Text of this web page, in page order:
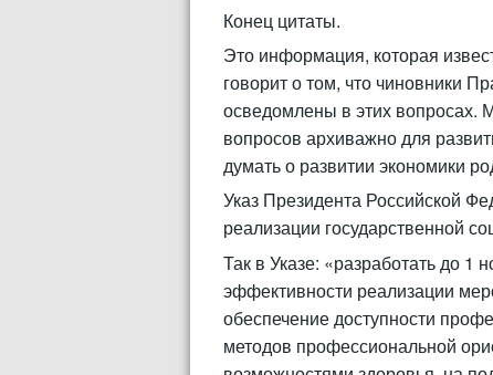
Конец цитаты.
Это информация, которая
говорит о том, что чиновники
осведомлены в этих вопросах.
вопросов архиважно для
думать о развитии экономики
Указ Президента Российской
реализации государственной
Так в Указе: «разработать до
эффективности реализации
обеспечение доступности
методов профессиональной